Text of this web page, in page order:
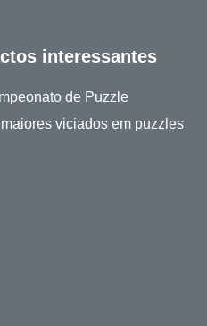
interessantes
de Puzzle
viciados em puzzles